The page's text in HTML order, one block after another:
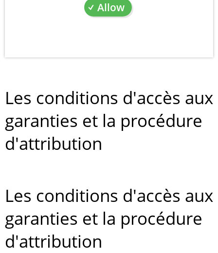
Allow
Les conditions d'accès aux
garanties et la procédure
d'attribution
Les conditions d'accès aux
garanties et la procédure
d'attribution